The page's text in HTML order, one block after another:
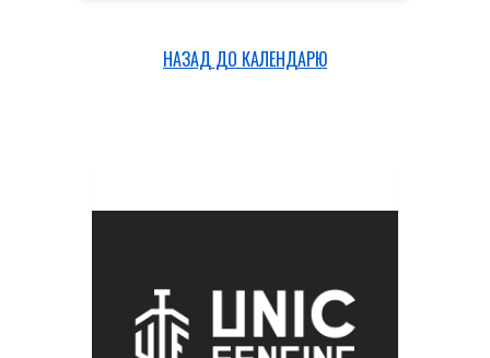
НАЗАД ДО КАЛЕНДАРЮ